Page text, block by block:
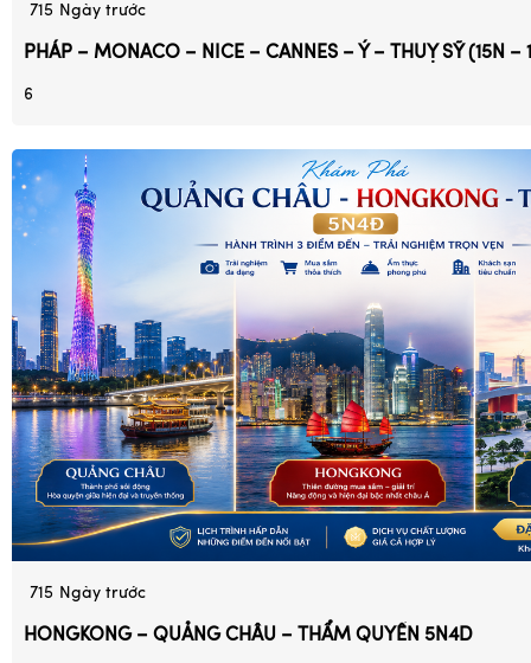
715 Ngày trước
PHÁP – MONACO – NICE – CANNES – Ý – THUỴ SỸ (15N –
6
715 Ngày trước
HONGKONG – QUẢNG CHÂU – THẨM QUYẾN 5N4D